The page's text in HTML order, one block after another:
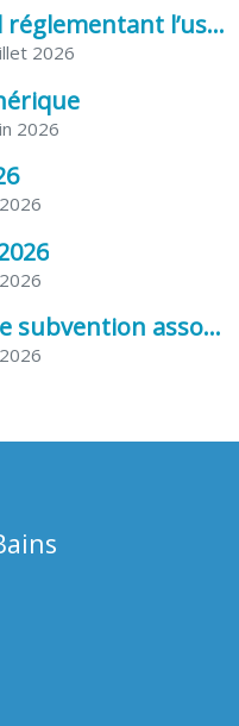
Arrêté préfectoral réglementant l’usage de l’eau
2026
2026
CERFA demande de subvention association